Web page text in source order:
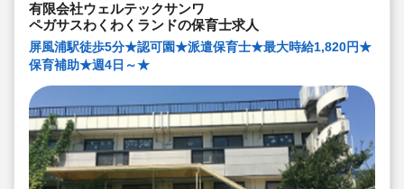
有限会社ウェルテックサンワ
ペガサスわくわくランドの保育士求人
屏風浦駅徒歩5分★認可園★派遣保育士★最大時給1,820円★
保育補助★週4日～★